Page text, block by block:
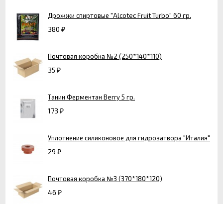
Дрожжи спиртовые "Alcotec Fruit Turbo" 60 гр.
380 ₽
Почтовая коробка №2 (250*140*110)
35 ₽
Танин Ферментан Berry 5 гр.
173 ₽
Уплотнение силиконовое для гидрозатвора "Италия"
29 ₽
Почтовая коробка №3 (370*180*120)
46 ₽